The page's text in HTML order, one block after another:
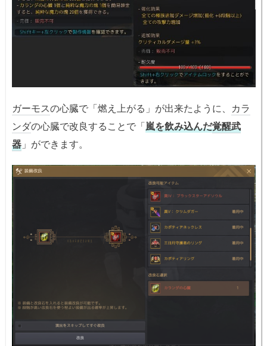
ガーモスの心臓で「燃え上がる」が出来たように、 カラ
ンダの心臓で改良することで「嵐を飲み込んだ覚醒武
器 」ができます。